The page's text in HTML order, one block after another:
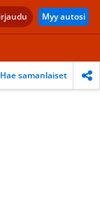
Myy autosi
Hae samanlaiset